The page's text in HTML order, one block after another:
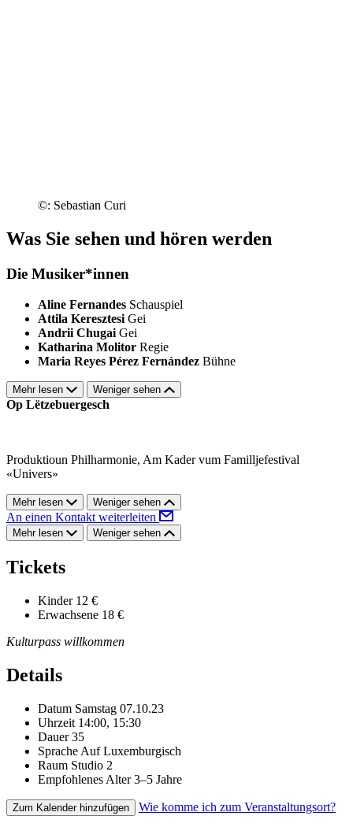
©: Sebastian Curi
Was Sie sehen und hören werden
Die Musiker*innen
Aline Fernandes Schauspiel
Attila Keresztesi Gei
Andrii Chugai Gei
Katharina Molitor Regie
Maria Reyes Pérez Fernández Bühne
Mehr lesen Weniger sehen
Op Lëtzebuergesch
Produktioun Philharmonie, Am Kader vum Familljefestival
«Univers»
Mehr lesen Weniger sehen
An einen Kontakt weiterleiten
Mehr lesen Weniger sehen
Tickets
Kinder 12 €
Erwachsene 18 €
Kulturpass willkommen
Details
Datum Samstag 07.10.23
Uhrzeit 14:00, 15:30
Dauer 35
Sprache Auf Luxemburgisch
Raum Studio 2
Empfohlenes Alter 3–5 Jahre
Zum Kalender hinzufügen Wie komme ich zum Veranstaltungsort?